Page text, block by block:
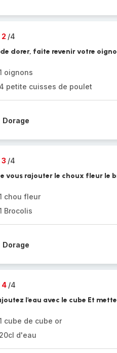
2 /4
dorer, faite revenir votre
oignons
4 petite cuisses de poulet
Dorage
3 /4
vous rajouter le choux fleur le
chou fleur
Brocolis
Dorage
4 /4
l'eau avec le cube Et
cube de cube or
20cl d'eau